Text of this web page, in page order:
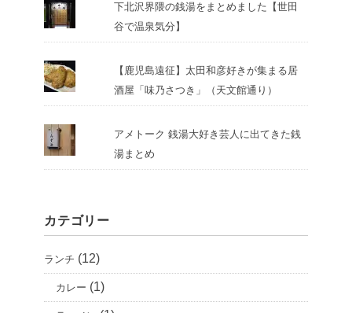
下北沢界隈の銭湯をまとめました【世田
谷で温泉気分】
【鹿児島遠征】太田和彦好きが集まる居
酒屋「味乃さつき」（天文館通り）
アメトーク 銭湯大好き芸人に出てきた銭
湯まとめ
カテゴリー
ランチ (12)
カレー (1)